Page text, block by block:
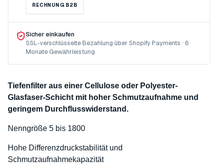
RECHNUNG B2B
Sicher einkaufen
SSL-verschlüsselte Bezahlung über Shopify Payments · 6
Monate Gewährleistung
Tiefenfilter aus einer Cellulose oder Polyester-
Glasfaser-Schicht mit hoher Schmutzaufnahme und
geringem Durchflusswiderstand.
Nenngröße 5 bis 1800
Hohe Differenzdruckstabilität und
Schmutzaufnahmekapazität